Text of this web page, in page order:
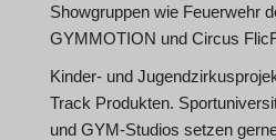
Showgruppen wie Feuerwehr
GYMMOTION und Circus
Kinder- und
Track Produkten.
und GYM-Studios setzen